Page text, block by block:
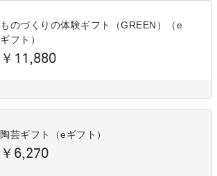
ものづくりの体験ギフト（GREEN）（e
ギフト）
￥11,880
陶芸ギフト（eギフト）
￥6,270